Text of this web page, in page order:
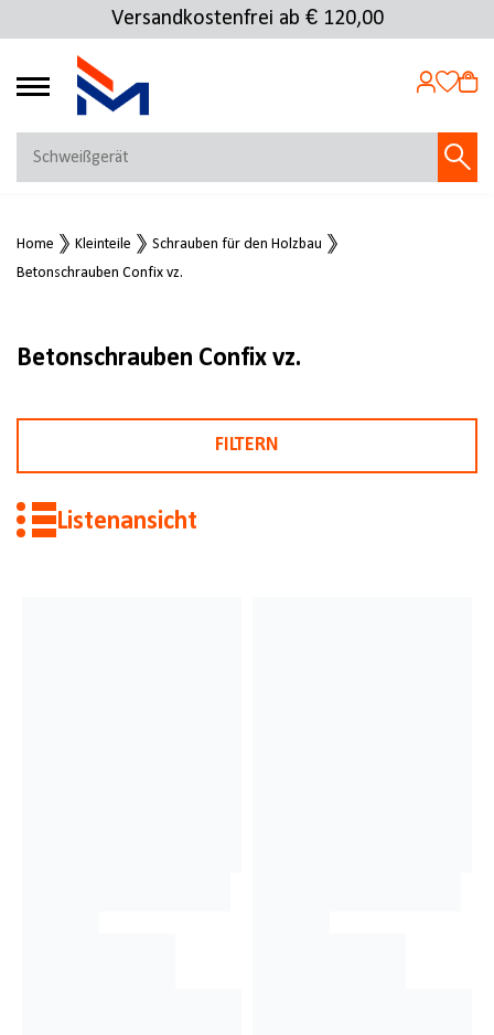
Versandkostenfrei ab € 120,00
4.69
MEIN KONTO
Jetzt anmelden
Home Kleinteile
Schrauben für den Holzbau
Betonschrauben Confix vz.
Betonschrauben Confix vz.
FILTERN
Listenansicht